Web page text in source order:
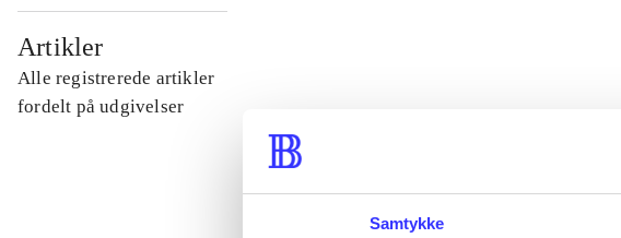
Samtykke
Artikler
Alle registrerede artikler
fordelt på udgivelser